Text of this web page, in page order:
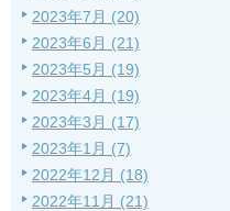
2023年7月 (20)
2023年6月 (21)
2023年5月 (19)
2023年4月 (19)
2023年3月 (17)
2023年1月 (7)
2022年12月 (18)
2022年11月 (21)